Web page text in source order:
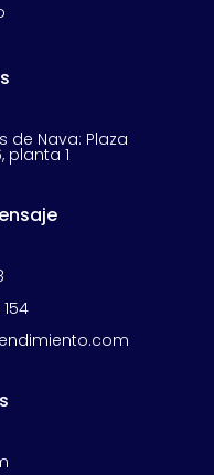
de Nava: Plaza
planta 1